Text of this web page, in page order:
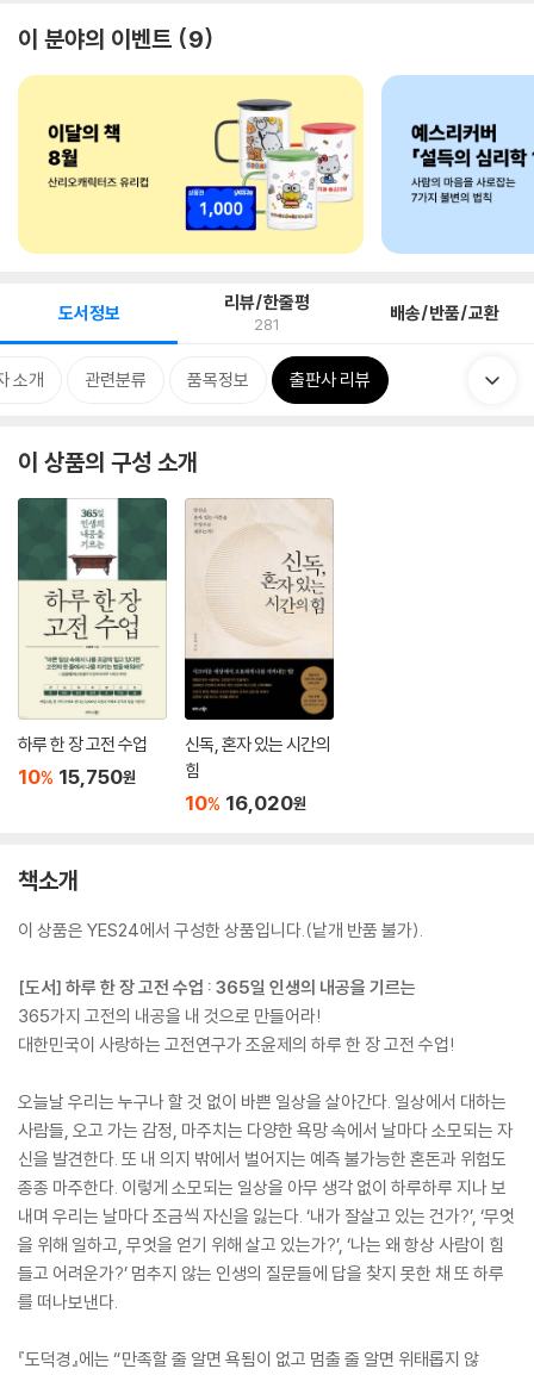
이 분야의 이벤트 9
도서정보 리뷰/한줄평
281 배송/반품/교환
소개 관련분류 품목정보 출판사 리뷰
이 상품의 구성 소개
하루 한 장 고전 수업
10% 15,750원
신독, 혼자 있는 시간의
힘
10% 16,020원
책소개
이 상품은 YES24에서 구성한 상품입니다.(낱개 반품 불가).
[도서] 하루 한 장 고전 수업 : 365일 인생의 내공을 기르는
365가지 고전의 내공을 내 것으로 만들어라!
대한민국이 사랑하는 고전연구가 조윤제의 하루 한 장 고전 수업!
오늘날 우리는 누구나 할 것 없이 바쁜 일상을 살아간다. 일상에서 대하는
사람들, 오고 가는 감정, 마주치는 다양한 욕망 속에서 날마다 소모되는 자
신을 발견한다. 또 내 의지 밖에서 벌어지는 예측 불가능한 혼돈과 위험도
종종 마주한다. 이렇게 소모되는 일상을 아무 생각 없이 하루하루 지나 보
내며 우리는 날마다 조금씩 자신을 잃는다. ‘내가 잘살고 있는 건가?’, ‘무엇
을 위해 일하고, 무엇을 얻기 위해 살고 있는가?’, ‘나는 왜 항상 사람이 힘
들고 어려운가?’ 멈추지 않는 인생의 질문들에 답을 찾지 못한 채 또 하루
를 떠나보낸다.
『도덕경』에는 “만족할 줄 알면 욕됨이 없고 멈출 줄 알면 위태롭지 않